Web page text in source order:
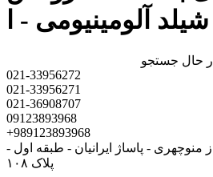
آلومینیومی - ا
حال جستجو
021-33956272
021-33956271
021-36908707
09123893968
+989123893968
منوچهری - پاساژ ایرانیان - طبقه اول -
پلاک ۱۰۸